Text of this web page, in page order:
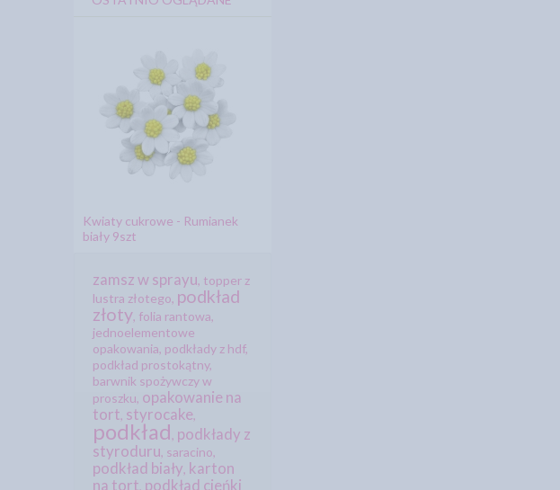
Kwiaty cukrowe - Rumianek
biały 9szt
zamsz w sprayu, topper z
lustra złotego, podkład
złoty, folia rantowa,
jednoelementowe
opakowania, podkłady z hdf,
podkład prostokątny,
barwnik spożywczy w
proszku, opakowanie na
tort, styrocake,
podkład, podkłady z
styroduru, saracino,
podkład biały, karton
na tort, podkład cieńki